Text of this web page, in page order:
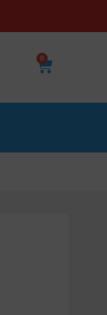
0
Carrello